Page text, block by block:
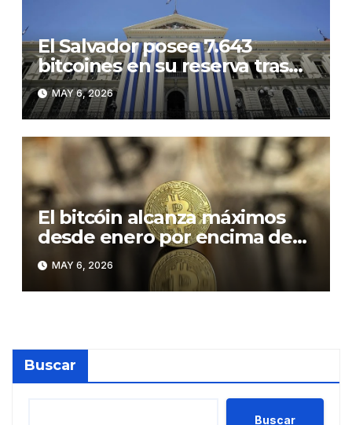
El Salvador posee 7.643
bitcoines en su reserva tras
comprar 1.633 monedas en
2025 y 2026
MAY 6, 2026
El bitcóin alcanza máximos
desde enero por encima de
los 81.000 dólares
MAY 6, 2026
Buscar
Buscar